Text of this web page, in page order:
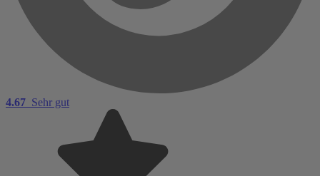
4.67 Sehr gut